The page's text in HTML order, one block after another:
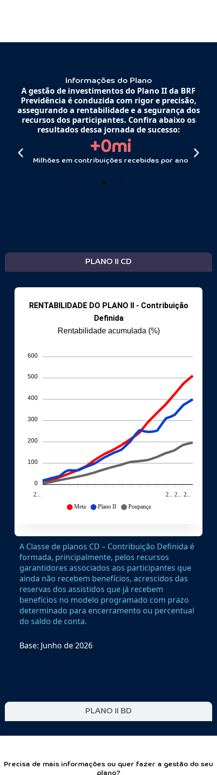
Informações do Plano
A gestão de investimentos do Plano II da BRF
Previdência é conduzida com rigor e precisão,
assegurando a rentabilidade e a segurança dos
recursos dos participantes. Confira abaixo os
resultados dessa jornada de sucesso:
Milhões em contribuições recebidas por ano
+3mi
PLANO II CD
PLANO II BD
RENTABILIDADE DO PLANO II - Contribuição
Definida
Rentabilidade acumulada (%)
Meta Plano II Poupança
600
500
400
300
200
100
0
2...
2... 2... 2...
A Classe de planos CD – Contribuição Definida é
formada, principalmente, pelos recursos
garantidores associados aos participantes que
ainda não recebem benefícios, acrescidos das
reservas dos assistidos que já recebem
benefícios no modelo programado com prazo
determinado para encerramento ou percentual
do saldo de conta.
Base: Junho de 2026
Precisa de mais informações ou quer fazer a gestão do seu
plano?